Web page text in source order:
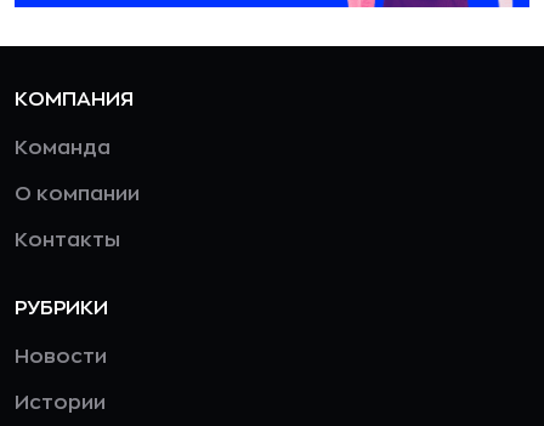
КОМПАНИЯ
Команда
О компании
Контакты
РУБРИКИ
Новости
Истории